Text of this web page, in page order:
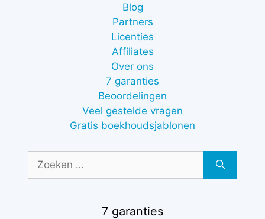
Blog
Partners
Licenties
Affiliates
Over ons
7 garanties
Beoordelingen
Veel gestelde vragen
Gratis boekhoudsjablonen
naar:
7 garanties